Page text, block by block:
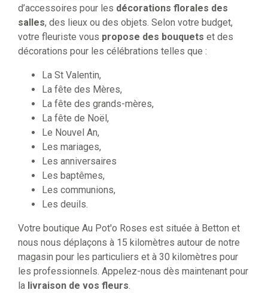
d’accessoires pour les décorations florales des
salles, des lieux ou des objets. Selon votre budget,
votre fleuriste vous propose des bouquets et des
décorations pour les célébrations telles que :
La St Valentin,
La fête des Mères,
La fête des grands-mères,
La fête de Noël,
Le Nouvel An,
Les mariages,
Les anniversaires
Les baptêmes,
Les communions,
Les deuils.
Votre boutique Au Pot'o Roses est située à Betton et
nous nous déplaçons à 15 kilomètres autour de notre
magasin pour les particuliers et à 30 kilomètres pour
les professionnels. Appelez-nous dès maintenant pour
la livraison de vos fleurs.